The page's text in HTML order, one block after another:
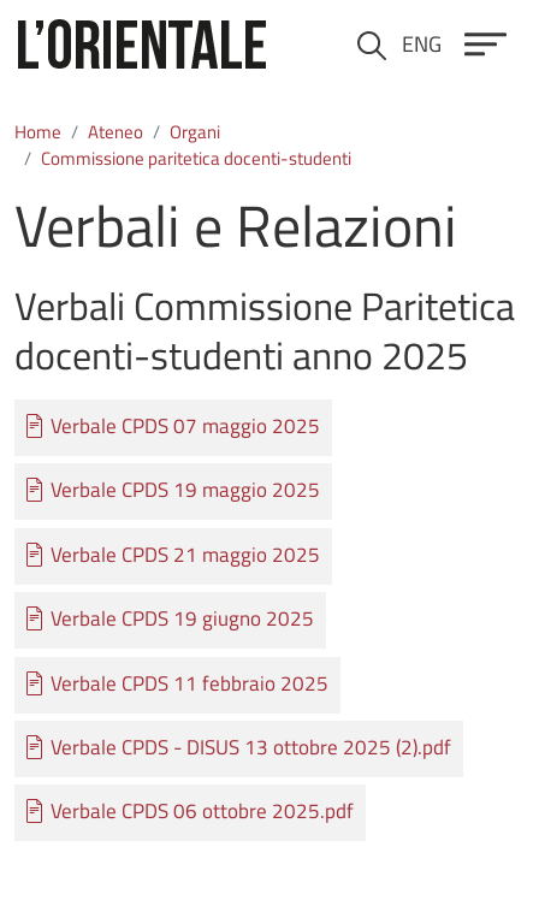
Cerca ENG
Home Ateneo
Organi
Commissione paritetica docenti-studenti
Verbali e Relazioni
Verbali Commissione Paritetica
docenti-studenti anno 2025
Documento
Verbale CPDS 07 maggio 2025
Documento
Verbale CPDS 19 maggio 2025
Documento
Verbale CPDS 21 maggio 2025
Documento
Verbale CPDS 19 giugno 2025
Documento
Verbale CPDS 11 febbraio 2025
Documento
Verbale CPDS - DISUS 13 ottobre 2025 (2).pdf
Documento
Verbale CPDS 06 ottobre 2025.pdf